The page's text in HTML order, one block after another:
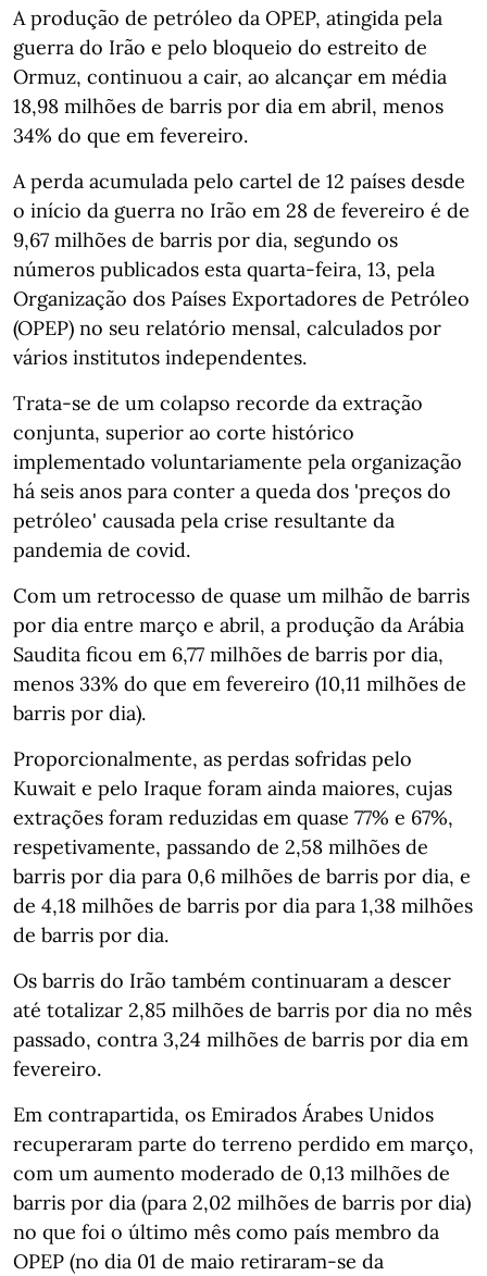
A produção de petróleo da OPEP, atingida pela
guerra do Irão e pelo bloqueio do estreito de
Ormuz, continuou a cair, ao alcançar em média
18,98 milhões de barris por dia em abril, menos
34% do que em fevereiro.
A perda acumulada pelo cartel de 12 países desde
o início da guerra no Irão em 28 de fevereiro é de
9,67 milhões de barris por dia, segundo os
números publicados esta quarta-feira, 13, pela
Organização dos Países Exportadores de Petróleo
(OPEP) no seu relatório mensal, calculados por
vários institutos independentes.
Trata-se de um colapso recorde da extração
conjunta, superior ao corte histórico
implementado voluntariamente pela organização
há seis anos para conter a queda dos 'preços do
petróleo' causada pela crise resultante da
pandemia de covid.
Com um retrocesso de quase um milhão de barris
por dia entre março e abril, a produção da Arábia
Saudita ficou em 6,77 milhões de barris por dia,
menos 33% do que em fevereiro (10,11 milhões de
barris por dia).
Proporcionalmente, as perdas sofridas pelo
Kuwait e pelo Iraque foram ainda maiores, cujas
extrações foram reduzidas em quase 77% e 67%,
respetivamente, passando de 2,58 milhões de
barris por dia para 0,6 milhões de barris por dia, e
de 4,18 milhões de barris por dia para 1,38 milhões
de barris por dia.
Os barris do Irão também continuaram a descer
até totalizar 2,85 milhões de barris por dia no mês
passado, contra 3,24 milhões de barris por dia em
fevereiro.
Em contrapartida, os Emirados Árabes Unidos
recuperaram parte do terreno perdido em março,
com um aumento moderado de 0,13 milhões de
barris por dia (para 2,02 milhões de barris por dia)
no que foi o último mês como país membro da
OPEP (no dia 01 de maio retiraram-se da